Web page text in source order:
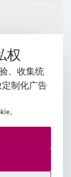
有
规范及营业执照
号
权
、收集统
制化广告
。